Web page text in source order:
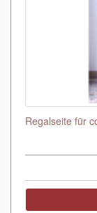
Regalseite für